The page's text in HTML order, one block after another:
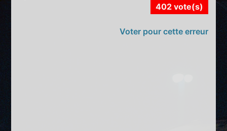
402 vote(s)
Voter pour cette erreur